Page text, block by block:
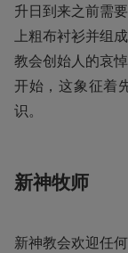
升日到来之前需
上粗布衬衫并组
教会创始人的哀
开始，这象征着
识。
新神牧师
新神教会欢迎任